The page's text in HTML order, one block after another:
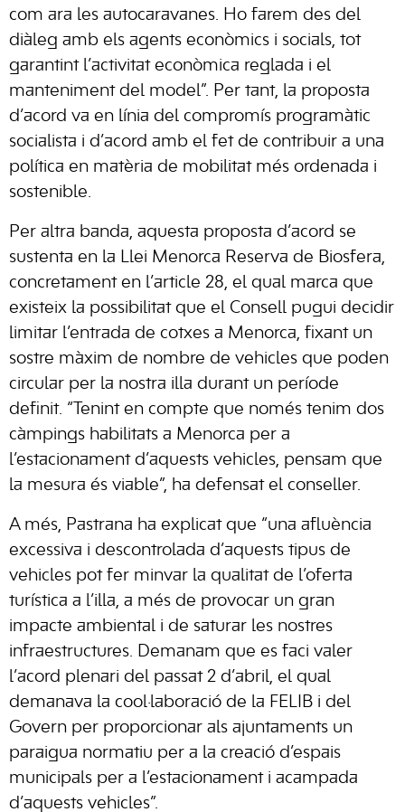
com ara les autocaravanes. Ho farem des del
diàleg amb els agents econòmics i socials, tot
garantint l’activitat econòmica reglada i el
manteniment del model”. Per tant, la proposta
d’acord va en línia del compromís programàtic
socialista i d’acord amb el fet de contribuir a una
política en matèria de mobilitat més ordenada i
sostenible.
Per altra banda, aquesta proposta d’acord se
sustenta en la Llei Menorca Reserva de Biosfera,
concretament en l’article 28, el qual marca que
existeix la possibilitat que el Consell pugui decidir
limitar l’entrada de cotxes a Menorca, fixant un
sostre màxim de nombre de vehicles que poden
circular per la nostra illa durant un període
definit. “Tenint en compte que només tenim dos
càmpings habilitats a Menorca per a
l’estacionament d’aquests vehicles, pensam que
la mesura és viable”, ha defensat el conseller.
A més, Pastrana ha explicat que “una afluència
excessiva i descontrolada d’aquests tipus de
vehicles pot fer minvar la qualitat de l’oferta
turística a l’illa, a més de provocar un gran
impacte ambiental i de saturar les nostres
infraestructures. Demanam que es faci valer
l’acord plenari del passat 2 d’abril, el qual
demanava la cool·laboració de la FELIB i del
Govern per proporcionar als ajuntaments un
paraigua normatiu per a la creació d’espais
municipals per a l’estacionament i acampada
d’aquests vehicles”.